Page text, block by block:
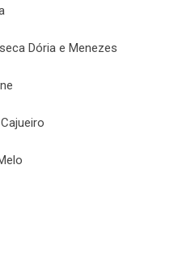
Dória e Menezes